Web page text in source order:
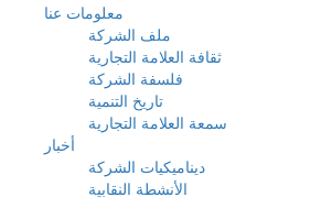
معلومات عنا
ملف الشركة
ثقافة العلامة التجارية
فلسفة الشركة
تاريخ التنمية
سمعة العلامة التجارية
أخبار
ديناميكيات الشركة
الأنشطة النقابية